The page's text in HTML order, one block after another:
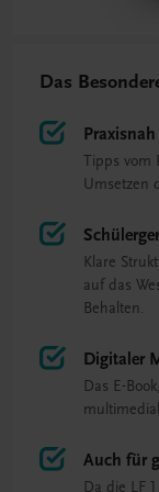
Das
Praxisnah
Tipps vom
Umsetzen
Klare
auf das
Behalten.
Digitaler
Das E-
Auch für
Da die LF